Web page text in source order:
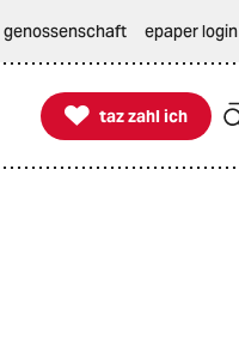
genossenschaft epaper login

taz zahl ich
taz zahl ich